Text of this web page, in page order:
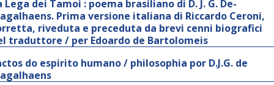
Lega dei Tamoi : poema brasiliano di D. J. G. De-
Prima versione italiana di Riccardo Ceroni,
riveduta e preceduta da brevi cenni biografici
traduttore / per Edoardo de Bartolomeis
do espirito humano / philosophia por D.J.G. de